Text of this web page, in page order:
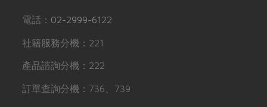
電話： 02-2999-6122
社籍服務分機：221
產品諮詢分機：222
訂單查詢分機：736、739